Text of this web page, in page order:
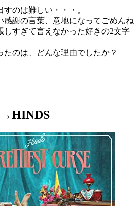
のは難しい・・・。
感謝の言葉、意地になってごめんね
しすぎて言えなかった好きの2文字
たのは、どんな理由でしたか？
HINDS